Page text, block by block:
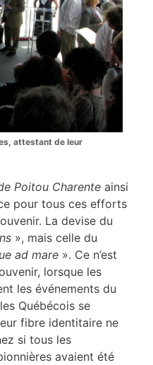
attestant de leur
Poitou Charente ainsi
pour tous ces efforts
La devise du
», mais celle du
ad mare ». Ce n’est
lorsque les
les événements du
Québécois se
fibre identitaire ne
si tous les
avaient été